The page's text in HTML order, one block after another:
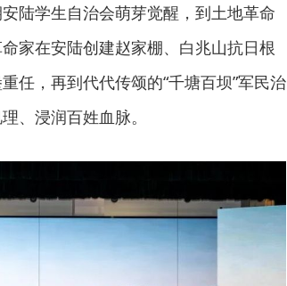
陆学生自治会萌芽觉醒，到土地革命
家在安陆创建赵家棚、白兆山抗日根
任，再到代代传颂的“千塘百坝”军民治
、浸润百姓血脉。